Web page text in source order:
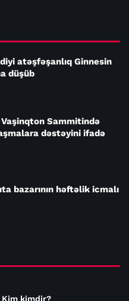
atəşfəşanlıq Ginnesin
düşüb
Sammitində
dəstəyini ifadə
bazarının həftəlik icmalı
Kim kimdir?